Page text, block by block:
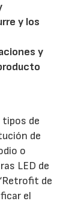
y los
y
de
de
o
LED de
de
el